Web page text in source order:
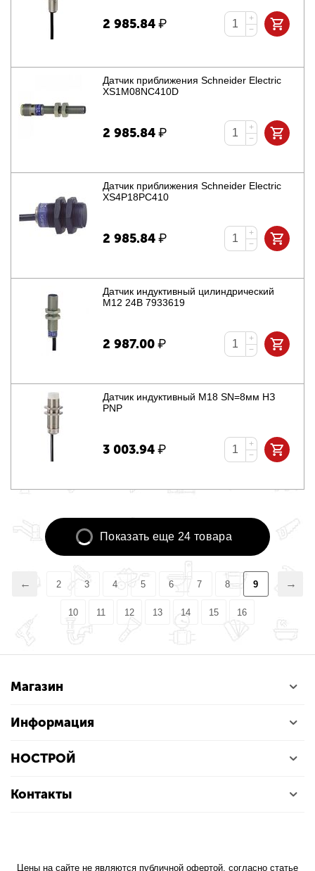
2 985.84₽
+
−
Датчик приближения Schneider Electric
XS1M08NC410D
2 985.84₽
+
−
Датчик приближения Schneider Electric
XS4P18PC410
2 985.84₽
+
−
Датчик индуктивный цилиндрический
M12 24В 7933619
2 987.00₽
+
−
Датчик индуктивный M18 SN=8мм НЗ
PNP
3 003.94₽
+
−
Показать еще 24 товара
2 3 4 5 6 7 8 9
10 11 12 13 14 15 16
Магазин
Информация
НОСТРОЙ
Контакты
Цены на сайте не являются публичной офертой, согласно статье